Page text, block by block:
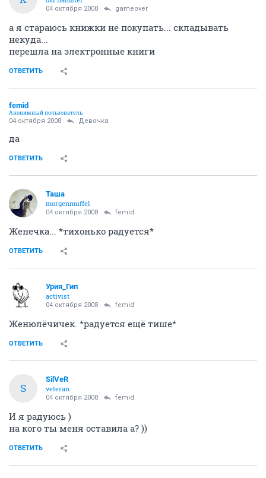
04 октября 2008 gameover
а я стараюсь книжки не покупать... складывать
некуда...
перешла на электронные книги
ОТВЕТИТЬ
femid
Анонимный пользователь
04 октября 2008 Девочка
да
ОТВЕТИТЬ
Таша
morgenmuffel
04 октября 2008 femid
Женечка... *тихонько радуется*
ОТВЕТИТЬ
Урия_Гип
activist
04 октября 2008 femid
Женюлёчичек. *радуется ещё тише*
ОТВЕТИТЬ
S
SilVеR
veteran
04 октября 2008 femid
И я радуюсь )
на кого ты меня оставила а? ))
ОТВЕТИТЬ